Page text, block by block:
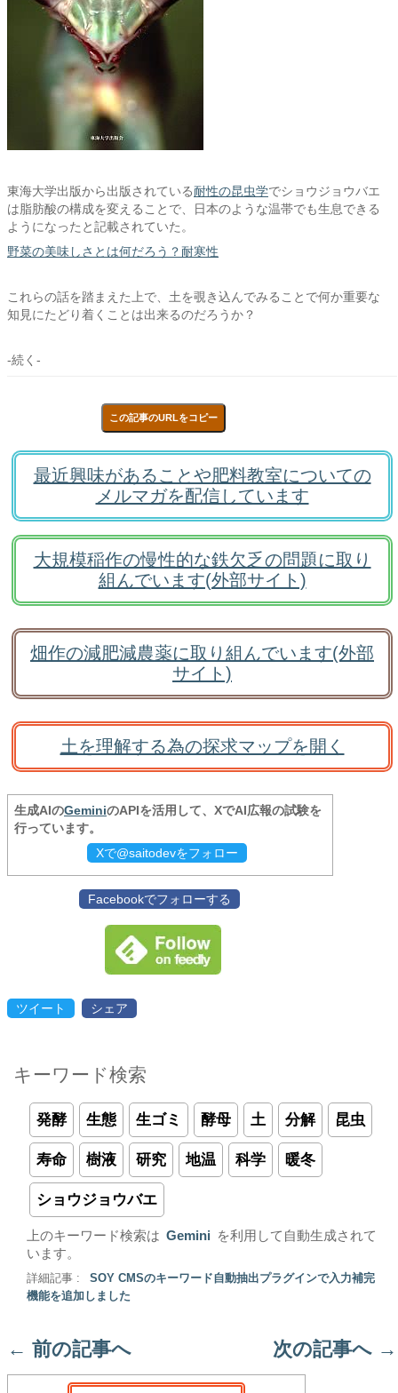
東海大学出版から出版されている耐性の昆虫学でショウジョウバエ
は脂肪酸の構成を変えることで、日本のような温帯でも生息できる
ようになったと記載されていた。
野菜の美味しさとは何だろう？耐寒性
これらの話を踏まえた上で、土を覗き込んでみることで何か重要な
知見にたどり着くことは出来るのだろうか？
-続く-
この記事のURLをコピー
最近興味があることや肥料教室についての
メルマガを配信しています
大規模稲作の慢性的な鉄欠乏の問題に取り
組んでいます(外部サイト)
畑作の減肥減農薬に取り組んでいます(外部
サイト)
土を理解する為の探求マップを開く
生成AIのGeminiのAPIを活用して、XでAI広報の試験を
行っています。
Xで@saitodevをフォロー
Facebookでフォローする
ツイート シェア
キーワード検索
発酵 生態 生ゴミ 酵母 土 分解 昆虫
寿命 樹液 研究 地温 科学 暖冬
ショウジョウバエ
上のキーワード検索は Gemini
を利用して自動生成されて
います。
詳細記事 :
SOY CMSのキーワード自動抽出プラグインで入力補完
機能を追加しました
← 前の記事へ 次の記事へ →